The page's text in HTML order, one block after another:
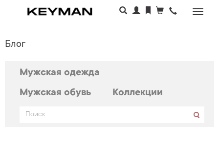
Блог
Мужская одежда
Мужская обувь
Коллекции